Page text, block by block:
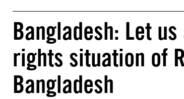
Bangladesh: Let
rights situation of
Bangladesh